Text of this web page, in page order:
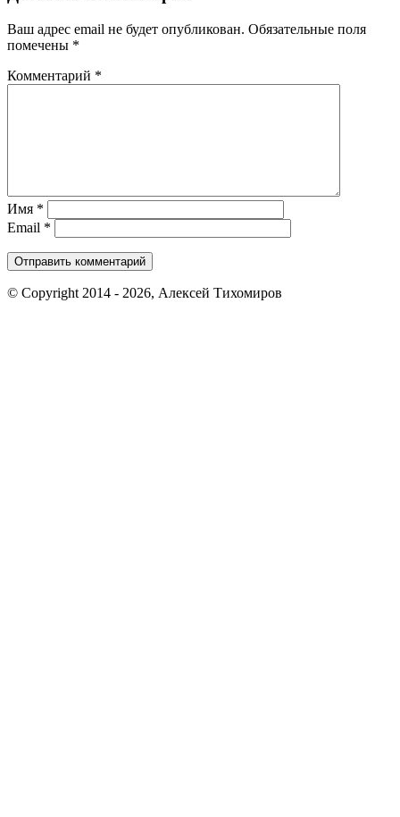
Ваш адрес email не будет опубликован. Обязательные поля
помечены *
Комментарий *
Имя *
Email *
© Copyright 2014 - 2026, Алексей Тихомиров